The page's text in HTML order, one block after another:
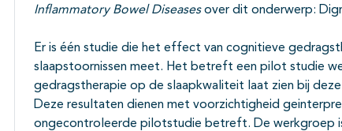
Subpagina's open- en dichtklappen
Inflammatory Bowel Diseasesover dit onderwerp:
Er is één studie die het effect van cognitieve
slaapstoornissen meet. Het betreft een pilot studie
gedragstherapie op de slaapkwaliteit laat zien bij
Deze resultaten dienen met voorzichtigheid
ongecontroleerde pilotstudie betreft. De werkgroep